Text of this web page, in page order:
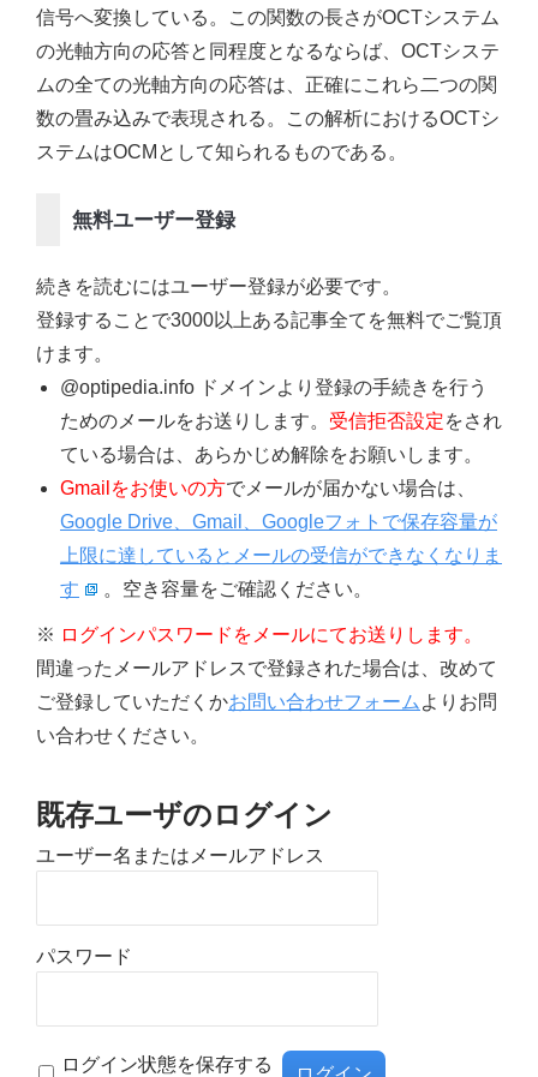
信号へ変換している。この関数の長さがOCTシステム
の光軸方向の応答と同程度となるならば、OCTシステ
ムの全ての光軸方向の応答は、正確にこれら二つの関
数の畳み込みで表現される。この解析におけるOCTシ
ステムはOCMとして知られるものである。
無料ユーザー登録
続きを読むにはユーザー登録が必要です。
登録することで3000以上ある記事全てを無料でご覧頂
けます。
@optipedia.info ドメインより登録の手続きを行う
ためのメールをお送りします。 受信拒否設定をされ
ている場合は、あらかじめ解除をお願いします。
Gmailをお使いの方でメールが届かない場合は、
Google Drive、Gmail、Googleフォトで保存容量が
上限に達しているとメールの受信ができなくなりま
す
。空き容量をご確認ください。
※ ログインパスワードをメールにてお送りします。
間違ったメールアドレスで登録された場合は、改めて
ご登録していただくかお問い合わせフォーム よりお問
い合わせください。
既存ユーザのログイン
ユーザー名またはメールアドレス
パスワード
ログイン状態を保存する